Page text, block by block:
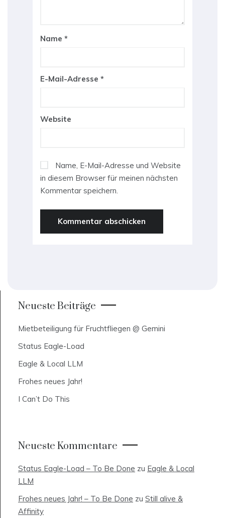
Name *
E-Mail-Adresse *
Website
Name, E-Mail-Adresse und Website
in diesem Browser für meinen nächsten
Kommentar speichern.
Neueste Beiträge
Mietbeteiligung für Fruchtfliegen @ Gemini
Status Eagle-Load
Eagle & Local LLM
Frohes neues Jahr!
I Can’t Do This
Neueste Kommentare
Status Eagle-Load – To Be Done zu Eagle & Local
LLM
Frohes neues Jahr! – To Be Done zu Still alive &
Affinity